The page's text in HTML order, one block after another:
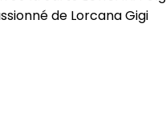
de Lorcana Gigi